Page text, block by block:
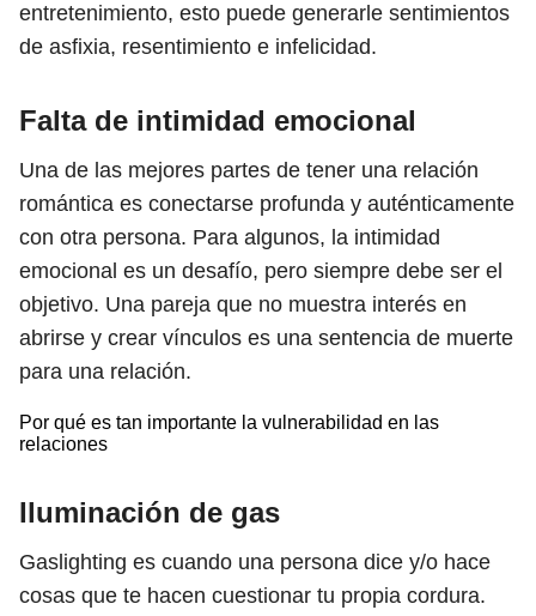
entretenimiento, esto puede generarle sentimientos
de asfixia, resentimiento e infelicidad.
Falta de intimidad emocional
Una de las mejores partes de tener una relación
romántica es conectarse profunda y auténticamente
con otra persona. Para algunos, la intimidad
emocional es un desafío, pero siempre debe ser el
objetivo. Una pareja que no muestra interés en
abrirse y crear vínculos es una sentencia de muerte
para una relación.
Por qué es tan importante la vulnerabilidad en las
relaciones
Iluminación de gas
Gaslighting es cuando una persona dice y/o hace
cosas que te hacen cuestionar tu propia cordura.